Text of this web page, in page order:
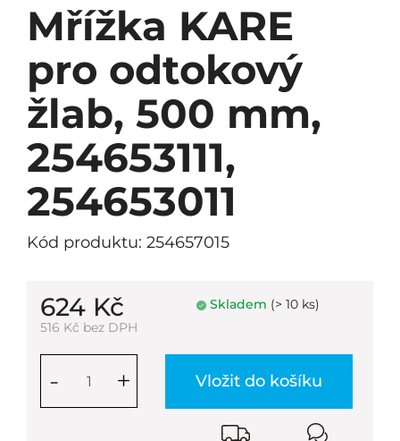
Mřížka KARE
pro odtokový
žlab, 500 mm,
254653111,
254653011
Kód produktu: 254657015
624 Kč
516 Kč bez DPH
Skladem (> 10 ks)
+
- Vložit do košíku